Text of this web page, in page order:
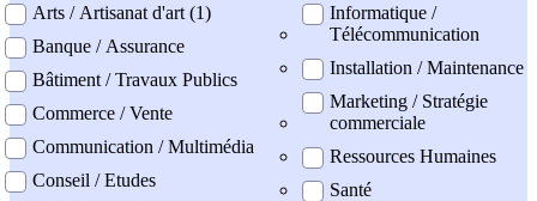
Arts / Artisanat d'art (1)
Banque / Assurance
Bâtiment / Travaux Publics
Commerce / Vente
Communication / Multimédia
Conseil / Etudes
Informatique /
Télécommunication
Installation / Maintenance
Marketing / Stratégie
commerciale
Ressources Humaines
Santé